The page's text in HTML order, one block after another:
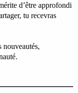
d’être approfondi
tu recevras
nouveautés,